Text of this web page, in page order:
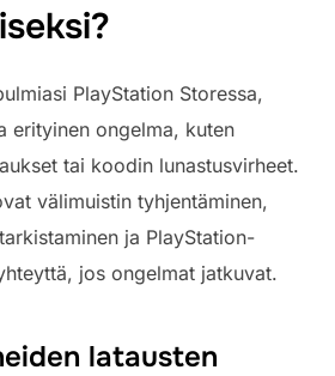
PlayStation Storessa,
erityinen ongelma, kuten
tai koodin lunastusvirheet.
välimuistin tyhjentäminen,
ja PlayStation-
jos ongelmat jatkuvat.
latausten